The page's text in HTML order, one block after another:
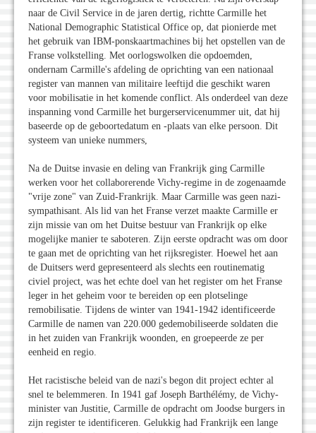
naar de Civil Service in de jaren dertig, richtte Carmille het
National Demographic Statistical Office op, dat pionierde met
het gebruik van IBM-ponskaartmachines bij het opstellen van de
Franse volkstelling. Met oorlogswolken die opdoemden,
ondernam Carmille's afdeling de oprichting van een nationaal
register van mannen van militaire leeftijd die geschikt waren
voor mobilisatie in het komende conflict. Als onderdeel van deze
inspanning vond Carmille het burgerservicenummer uit, dat hij
baseerde op de geboortedatum en -plaats van elke persoon. Dit
systeem van unieke nummers,
Na de Duitse invasie en deling van Frankrijk ging Carmille
werken voor het collaborerende Vichy-regime in de zogenaamde
"vrije zone" van Zuid-Frankrijk. Maar Carmille was geen nazi-
sympathisant. Als lid van het Franse verzet maakte Carmille er
zijn missie van om het Duitse bestuur van Frankrijk op elke
mogelijke manier te saboteren. Zijn eerste opdracht was om door
te gaan met de oprichting van het rijksregister. Hoewel het aan
de Duitsers werd gepresenteerd als slechts een routinematig
civiel project, was het echte doel van het register om het Franse
leger in het geheim voor te bereiden op een plotselinge
remobilisatie. Tijdens de winter van 1941-1942 identificeerde
Carmille de namen van 220.000 gedemobiliseerde soldaten die
in het zuiden van Frankrijk woonden, en groepeerde ze per
eenheid en regio.
Het racistische beleid van de nazi's begon dit project echter al
snel te belemmeren. In 1941 gaf Joseph Barthélémy, de Vichy-
minister van Justitie, Carmille de opdracht om Joodse burgers in
zijn register te identificeren. Gelukkig had Frankrijk een lange